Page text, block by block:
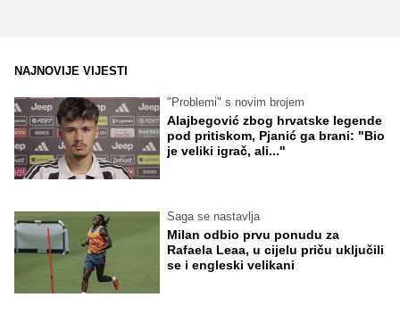
NAJNOVIJE VIJESTI
"Problemi" s novim brojem
Alajbegović zbog hrvatske legende
pod pritiskom, Pjanić ga brani: "Bio
je veliki igrač, ali..."
Saga se nastavlja
Milan odbio prvu ponudu za
Rafaela Leaa, u cijelu priču uključili
se i engleski velikani